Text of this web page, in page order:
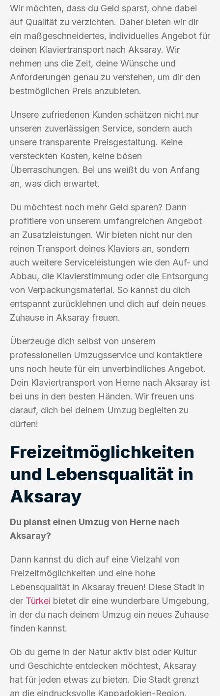
Wir möchten, dass du Geld sparst, ohne dabei
auf Qualität zu verzichten. Daher bieten wir dir
ein maßgeschneidertes, individuelles Angebot für
deinen Klaviertransport nach Aksaray. Wir
nehmen uns die Zeit, deine Wünsche und
Anforderungen genau zu verstehen, um dir den
bestmöglichen Preis anzubieten.
Unsere zufriedenen Kunden schätzen nicht nur
unseren zuverlässigen Service, sondern auch
unsere transparente Preisgestaltung. Keine
versteckten Kosten, keine bösen
Überraschungen. Bei uns weißt du von Anfang
an, was dich erwartet.
Du möchtest noch mehr Geld sparen? Dann
profitiere von unserem umfangreichen Angebot
an Zusatzleistungen. Wir bieten nicht nur den
reinen Transport deines Klaviers an, sondern
auch weitere Serviceleistungen wie den Auf- und
Abbau, die Klavierstimmung oder die Entsorgung
von Verpackungsmaterial. So kannst du dich
entspannt zurücklehnen und dich auf dein neues
Zuhause in Aksaray freuen.
Überzeuge dich selbst von unserem
professionellen Umzugsservice und kontaktiere
uns noch heute für ein unverbindliches Angebot.
Dein Klaviertransport von Herne nach Aksaray ist
bei uns in den besten Händen. Wir freuen uns
darauf, dich bei deinem Umzug begleiten zu
dürfen!
Freizeitmöglichkeiten
und Lebensqualität in
Aksaray
Du planst einen Umzug von Herne nach
Aksaray?
Dann kannst du dich auf eine Vielzahl von
Freizeitmöglichkeiten und eine hohe
Lebensqualität in Aksaray freuen! Diese Stadt in
der Türkei bietet dir eine wunderbare Umgebung,
in der du nach deinem Umzug ein neues Zuhause
finden kannst.
Ob du gerne in der Natur aktiv bist oder Kultur
und Geschichte entdecken möchtest, Aksaray
hat für jeden etwas zu bieten. Die Stadt grenzt
an die eindrucksvolle Kappadokien-Region,